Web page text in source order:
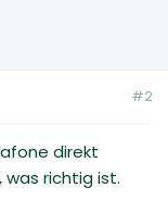
#2
direkt
was richtig ist.